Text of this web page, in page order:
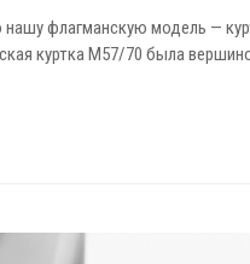
флагманскую модель —
куртка M57/70 была